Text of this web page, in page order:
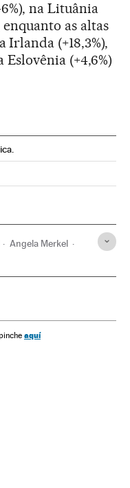
na Lituânia
enquanto as altas
(+18,3%),
(+4,6%)
Facebook
Angela Merkel
aquí